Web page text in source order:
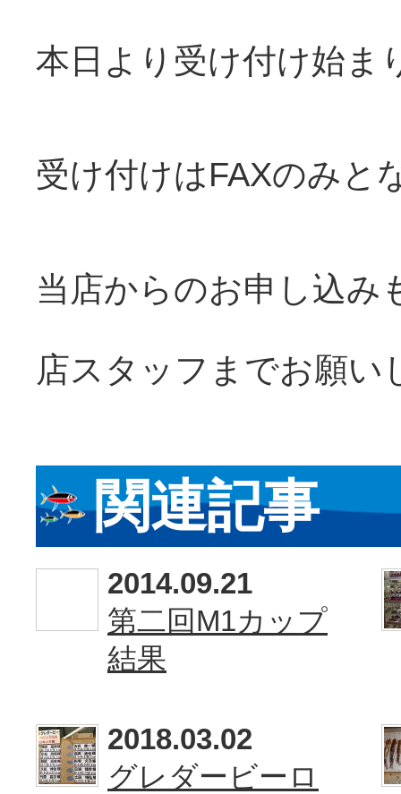
本日より受け付け始ま
受け付けはFAXのみと
当店からのお申し込み
店スタッフまでお願い
関連記事
2014.09.21
第二回M1カップ
結果
2018.03.02
グレダービーロ